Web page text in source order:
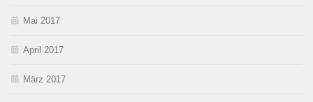
Mai 2017
April 2017
März 2017